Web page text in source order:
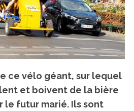
ce vélo géant, sur lequel
et boivent de la bière
le futur marié. Ils sont